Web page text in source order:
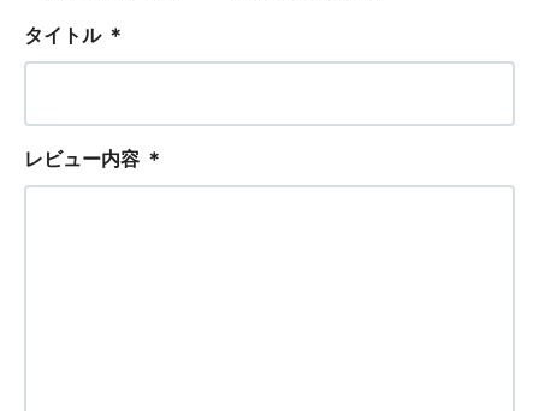
タイトル ＊
レビュー内容 ＊